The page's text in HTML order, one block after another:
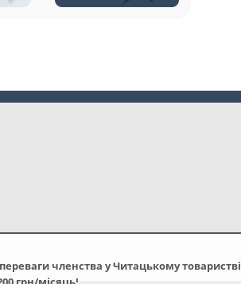
членства у Читацькому товаристві